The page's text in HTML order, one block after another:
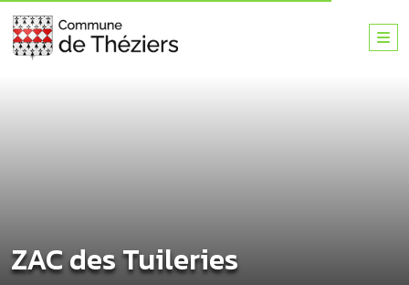
ZAC des Tuileries